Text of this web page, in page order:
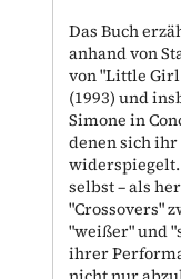
Das Buch
anhand von
von "Little Girl
(1993) und
Simone in
denen sich
selbst – als
"Crossovers"
"weißer" und
ihrer